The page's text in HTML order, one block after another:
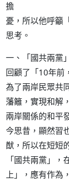
擔
憂，所以他呼籲
思考。
一、「國共兩黨
回顧了「10年前
為了兩岸民眾共
藩籬，實現和解
兩岸關係的和平
今思昔，顯然習
猷，所以在短短
「國共兩黨」
上」，應有作為